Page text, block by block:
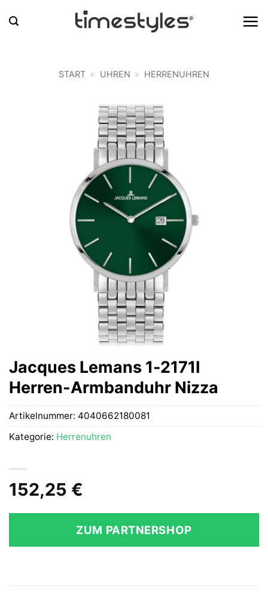
Inhalt
START » UHREN » HERRENUHREN
Jacques Lemans 1-2171I
Herren-Armbanduhr Nizza
152,25 €
ZUM PARTNERSHOP
Artikelnummer: 4040662180081
Kategorie: Herrenuhren